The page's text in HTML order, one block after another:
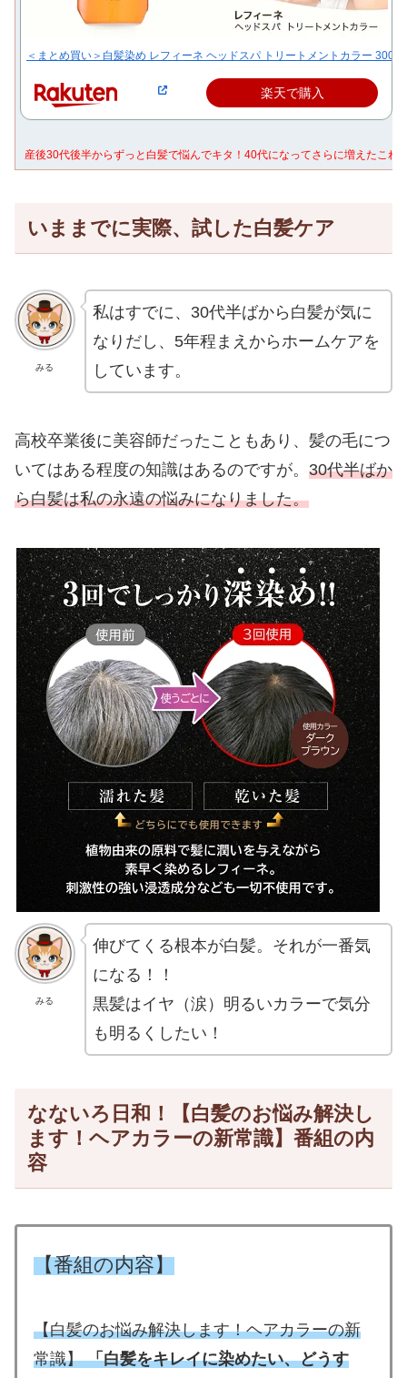
＜まとめ買い＞白髪染め レフィーネ ヘッドスパ トリートメントカラー 300g
楽天で購入
産後30代後半からずっと白髪で悩んでキタ！40代になってさらに増えたこれ
いままでに実際、試した白髪ケア
みる
私はすでに、30代半ばから白髪が気に
なりだし、5年程まえからホームケアを
しています。
高校卒業後に美容師だったこともあり、髪の毛につ
いてはある程度の知識はあるのですが。 30代半ばか
ら白髪は私の永遠の悩みになりました。
みる
伸びてくる根本が白髪。それが一番気
になる！！
黒髪はイヤ（涙）明るいカラーで気分
も明るくしたい！
なないろ日和！【白髪のお悩み解決し
ます！ヘアカラーの新常識】番組の内
容
【番組の内容】
【白髪のお悩み解決します！ヘアカラーの新
常識】「白髪をキレイに染めたい、どうす